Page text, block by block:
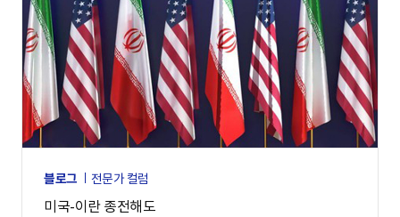
블로그 전문가 컬럼
미국-이란 종전해도